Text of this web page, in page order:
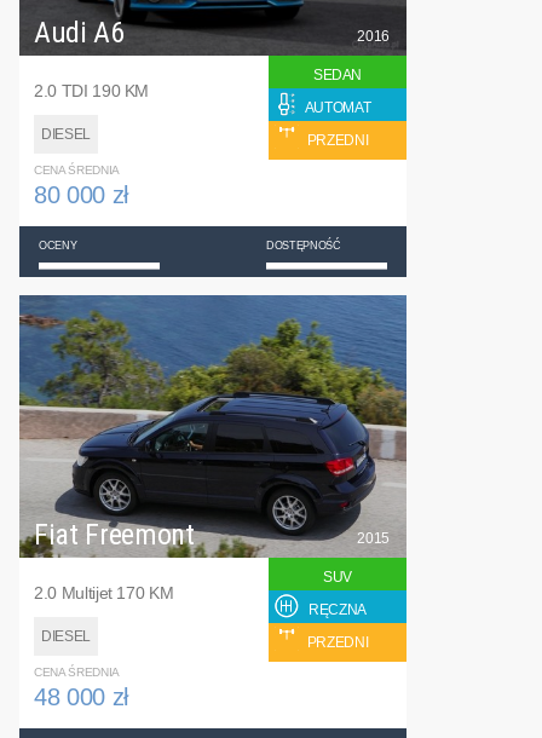
Audi A6
2.0 TDI 190 KM
DIESEL
2016
SEDAN
AUTOMAT
PRZEDNI
CENA ŚREDNIA
80 000 zł
OCENY DOSTĘPNOŚĆ
Fiat Freemont
2.0 Multijet 170 KM
DIESEL
2015
SUV
RĘCZNA
PRZEDNI
CENA ŚREDNIA
48 000 zł